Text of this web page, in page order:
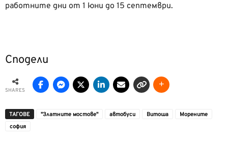
работните дни от 1 юни до 15 септември.
Сподели
SHARES
ТАГОВЕ "Златните мостове" автобуси Витоша
Морените
софия